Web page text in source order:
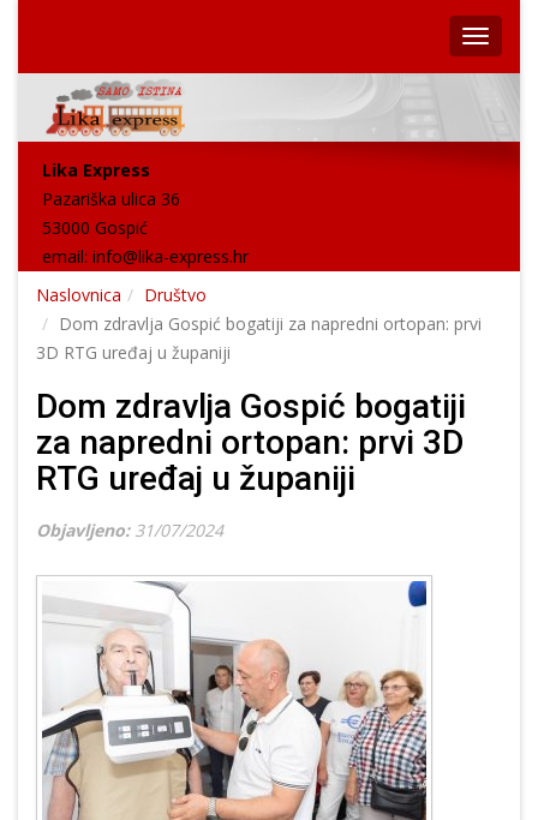
Lika Express
Pazariška ulica 36
53000 Gospić
email: info@lika-express.hr
Naslovnica
Društvo
Dom zdravlja Gospić bogatiji za napredni ortopan: prvi
3D RTG uređaj u županiji
Dom zdravlja Gospić bogatiji
za napredni ortopan: prvi 3D
RTG uređaj u županiji
Objavljeno: 31/07/2024